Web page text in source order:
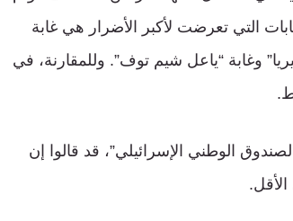
التي تعرضت لأكبر الأضرار هي غابة
وغابة “بيريا” وغابة “ياعل شيم توف”. وللمقارنة، في
الوطني الإسرائيلي”، قد قالوا إن